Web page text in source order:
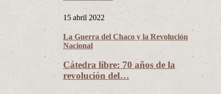
15 abril 2022
La Guerra del Chaco y la Revolución
Nacional
Cátedra libre: 70 años de la
revolución del…